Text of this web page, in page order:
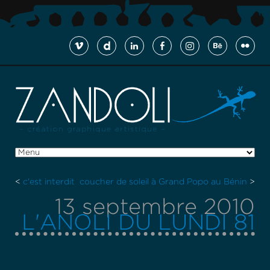
< c'est interdit coucher de soleil à Grand Popo au Bénin >
13 septembre 2010
L'ANOLI DU LUNDI 81